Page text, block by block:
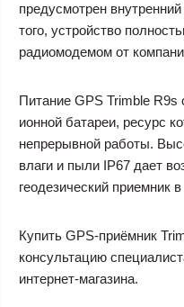
предусмотрен
того, устройство
радиомодемом от
Питание GPS Trimble R9s
ионной батареи, ресурс
непрерывной работы.
влаги и пыли IP67 дает
геодезический приемник
Купить GPS-приёмник
консультацию
интернет-магазина.